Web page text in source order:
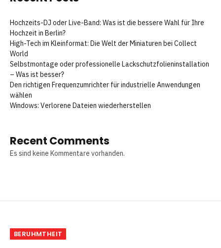
Hochzeits-DJ oder Live-Band: Was ist die bessere Wahl für Ihre
Hochzeit in Berlin?
High-Tech im Kleinformat: Die Welt der Miniaturen bei Collect
World
Selbstmontage oder professionelle Lackschutzfolieninstallation
– Was ist besser?
Den richtigen Frequenzumrichter für industrielle Anwendungen
wählen
Windows: Verlorene Dateien wiederherstellen
Recent Comments
Es sind keine Kommentare vorhanden.
BERUHMTHEIT